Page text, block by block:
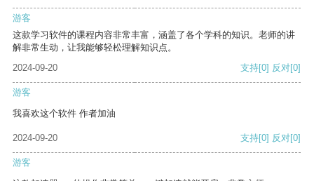
游客
这款学习软件的课程内容非常丰富，涵盖了各个学科的知识。老师的讲
解非常生动，让我能够轻松理解知识点。
2024-09-20
支持[0] 反对[0]
游客
我喜欢这个软件 作者加油
2024-09-20 支持[0] 反对[0]
游客